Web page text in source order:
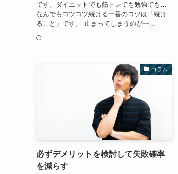
です。ダイエットでも筋トレでも勉強でも…
なんでもコツコツ続ける一番のコツは「続け
ること」です。 止まってしまうのが一...
コラム
必ずデメリットを検討して失敗確率
を減らす